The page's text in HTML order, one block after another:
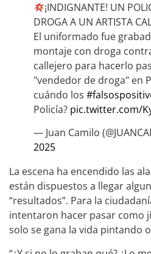
¡INDIGNANTE! UN
DROGA A UN ARTISTA
El uniformado fue
montaje con droga
callejero para hacerlo
"vendedor de droga" en
cuándo los
Policía? pic.twitter.com/
— Juan Camilo
2025
La escena ha encendido las
están dispuestos a llegar
“resultados”. Para la
intentaron hacer pasar como
solo se gana la vida pintando